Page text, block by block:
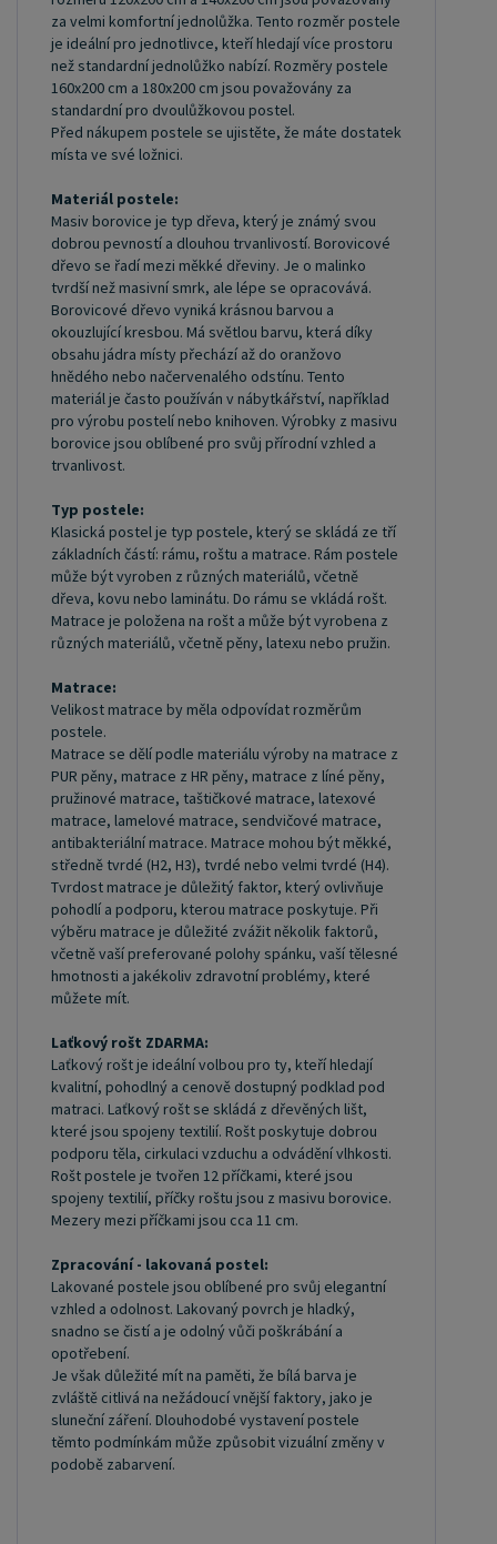
poskytuje dobrou podporu těla, cirkulaci vzduchu a
odvádění vlhkosti. Rošt postele je tvořen 12
příčkami, které jsou spojeny textilií, příčky roštu
jsou z masivu borovice. Mezery mezi příčkami jsou
cca 11 cm. Zpracování - lakovaná postel: Lakované
postele jsou oblíbené pro svůj elegantní vzhled a
odolnost. Lakovaný povrch je hladký, snadno se
čistí a je odolný vůči poškrábání a opotřebení. Je
však důležité mít na paměti, že bílá barva je
zvláště citlivá na nežádoucí vnější faktory, jako je
sluneční záření. Dlouhodobé vystavení postele
těmto podmínkám může způsobit vizuální změny
v podobě zabarvení. Máte zájem o velkoobchodní
spolupráci? Nebo chcete získat zajímavou cenovou
nabídku na větší množství našich produktů?
Obchodníkům a firmám, nabízíme možnost
na ondera@seznam.cz, velice rádi se Vám budeme
věnovat. Popřípadě se zaregistrujte se ( "
UŽIVATEL " - v horní liště ), vyplníte osobní údaje a
zakliknete " MÁME ZÁJEM O VELKOOBCHODNÍ
SPOLUPRÁCI " a zadáte fakturační údaje. Po jejich
velkoobchodu.
za velmi komfortní jednolůžka. Tento rozměr postele
je ideální pro jednotlivce, kteří hledají více prostoru
než standardní jednolůžko nabízí. Rozměry postele
160x200 cm a 180x200 cm jsou považovány za
standardní pro dvoulůžkovou postel.
Před nákupem postele se ujistěte, že máte dostatek
místa ve své ložnici.
Materiál postele:
Masiv borovice je typ dřeva, který je známý svou
dobrou pevností a dlouhou trvanlivostí. Borovicové
dřevo se řadí mezi měkké dřeviny. Je o malinko
tvrdší než masivní smrk, ale lépe se opracovává.
Borovicové dřevo vyniká krásnou barvou a
okouzlující kresbou. Má světlou barvu, která díky
obsahu jádra místy přechází až do oranžovo
hnědého nebo načervenalého odstínu. Tento
materiál je často používán v nábytkářství, například
pro výrobu postelí nebo knihoven. Výrobky z masivu
borovice jsou oblíbené pro svůj přírodní vzhled a
trvanlivost.
Typ postele:
Klasická postel je typ postele, který se skládá ze tří
základních částí: rámu, roštu a matrace. Rám postele
může být vyroben z různých materiálů, včetně
dřeva, kovu nebo laminátu. Do rámu se vkládá rošt.
Matrace je položena na rošt a může být vyrobena z
různých materiálů, včetně pěny, latexu nebo pružin.
Matrace:
Velikost matrace by měla odpovídat rozměrům
postele.
Matrace se dělí podle materiálu výroby na matrace z
PUR pěny, matrace z HR pěny, matrace z líné pěny,
pružinové matrace, taštičkové matrace, latexové
matrace, lamelové matrace, sendvičové matrace,
antibakteriální matrace. Matrace mohou být měkké,
středně tvrdé (H2, H3), tvrdé nebo velmi tvrdé (H4).
Tvrdost matrace je důležitý faktor, který ovlivňuje
pohodlí a podporu, kterou matrace poskytuje. Při
výběru matrace je důležité zvážit několik faktorů,
včetně vaší preferované polohy spánku, vaší tělesné
hmotnosti a jakékoliv zdravotní problémy, které
můžete mít.
Laťkový rošt ZDARMA:
Laťkový rošt je ideální volbou pro ty, kteří hledají
kvalitní, pohodlný a cenově dostupný podklad pod
matraci. Laťkový rošt se skládá z dřevěných lišt,
které jsou spojeny textilií. Rošt poskytuje dobrou
podporu těla, cirkulaci vzduchu a odvádění vlhkosti.
Rošt postele je tvořen 12 příčkami, které jsou
spojeny textilií, příčky roštu jsou z masivu borovice.
Mezery mezi příčkami jsou cca 11 cm.
Zpracování - lakovaná postel:
Lakované postele jsou oblíbené pro svůj elegantní
vzhled a odolnost. Lakovaný povrch je hladký,
snadno se čistí a je odolný vůči poškrábání a
opotřebení.
Je však důležité mít na paměti, že bílá barva je
zvláště citlivá na nežádoucí vnější faktory, jako je
sluneční záření. Dlouhodobé vystavení postele
těmto podmínkám může způsobit vizuální změny v
podobě zabarvení.